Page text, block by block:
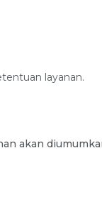
layanan.
akan